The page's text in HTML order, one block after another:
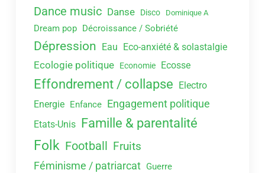
Dance music Danse Disco Dominique A
Dream pop Décroissance / Sobriété
Dépression Eau Eco-anxiété & solastalgie
Ecologie politique Economie Ecosse
Effondrement / collapse
Electro
Energie
Enfance Engagement politique
Etats-Unis Famille & parentalité
Folk Football Fruits
Féminisme / patriarcat Guerre